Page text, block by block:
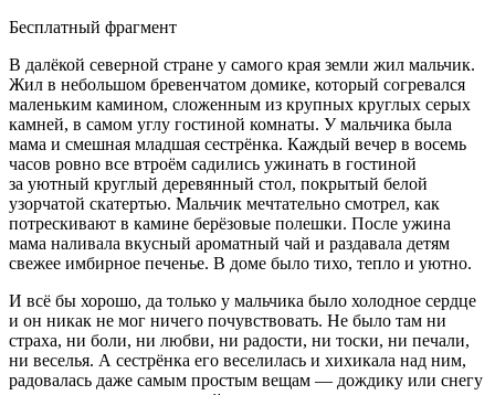
Бесплатный фрагмент
В далёкой северной стране у самого края земли жил мальчик.
Жил в небольшом бревенчатом домике, который согревался
маленьким камином, сложенным из крупных круглых серых
камней, в самом углу гостиной комнаты. У мальчика была
мама и смешная младшая сестрёнка. Каждый вечер в восемь
часов ровно все втроём садились ужинать в гостиной
за уютный круглый деревянный стол, покрытый белой
узорчатой скатертью. Мальчик мечтательно смотрел, как
потрескивают в камине берёзовые полешки. После ужина
мама наливала вкусный ароматный чай и раздавала детям
свежее имбирное печенье. В доме было тихо, тепло и уютно.
И всё бы хорошо, да только у мальчика было холодное сердце
и он никак не мог ничего почувствовать. Не было там ни
страха, ни боли, ни любви, ни радости, ни тоски, ни печали,
ни веселья. А сестрёнка его веселилась и хихикала над ним,
радовалась даже самым простым вещам — дождику или снегу